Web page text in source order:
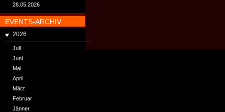
28.05.2026
EVENTS-ARCHIV
2026
Juli
Juni
Mai
April
März
Februar
Jänner